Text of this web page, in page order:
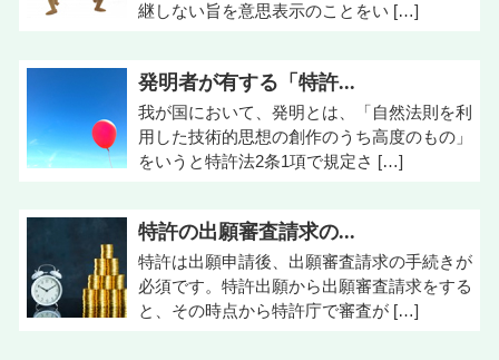
継しない旨を意思表示のことをい […]
発明者が有する「特許...
我が国において、発明とは、「自然法則を利
用した技術的思想の創作のうち高度のもの」
をいうと特許法2条1項で規定さ […]
特許の出願審査請求の...
特許は出願申請後、出願審査請求の手続きが
必須です。特許出願から出願審査請求をする
と、その時点から特許庁で審査が […]